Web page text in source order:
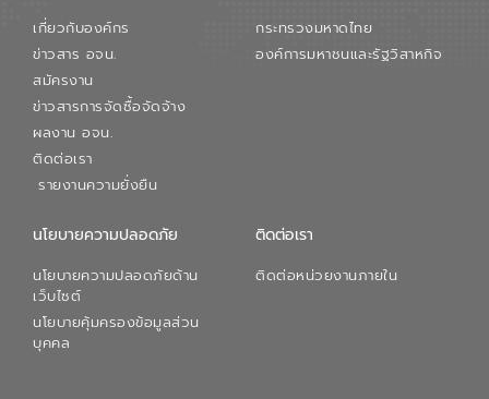
เกี่ยวกับองค์กร
ข่าวสาร อจน.
สมัครงาน
ข่าวสารการจัดซื้อจัดจ้าง
ผลงาน อจน.
ติดต่อเรา
รายงานความยั่งยืน
กระทรวงมหาดไทย
องค์การมหาชนและรัฐวิสาหกิจ
นโยบายความปลอดภัย
นโยบายความปลอดภัยด้าน
เว็บไซต์
นโยบายคุ้มครองข้อมูลส่วน
บุคคล
ติดต่อเรา
ติดต่อหน่วยงานภายใน